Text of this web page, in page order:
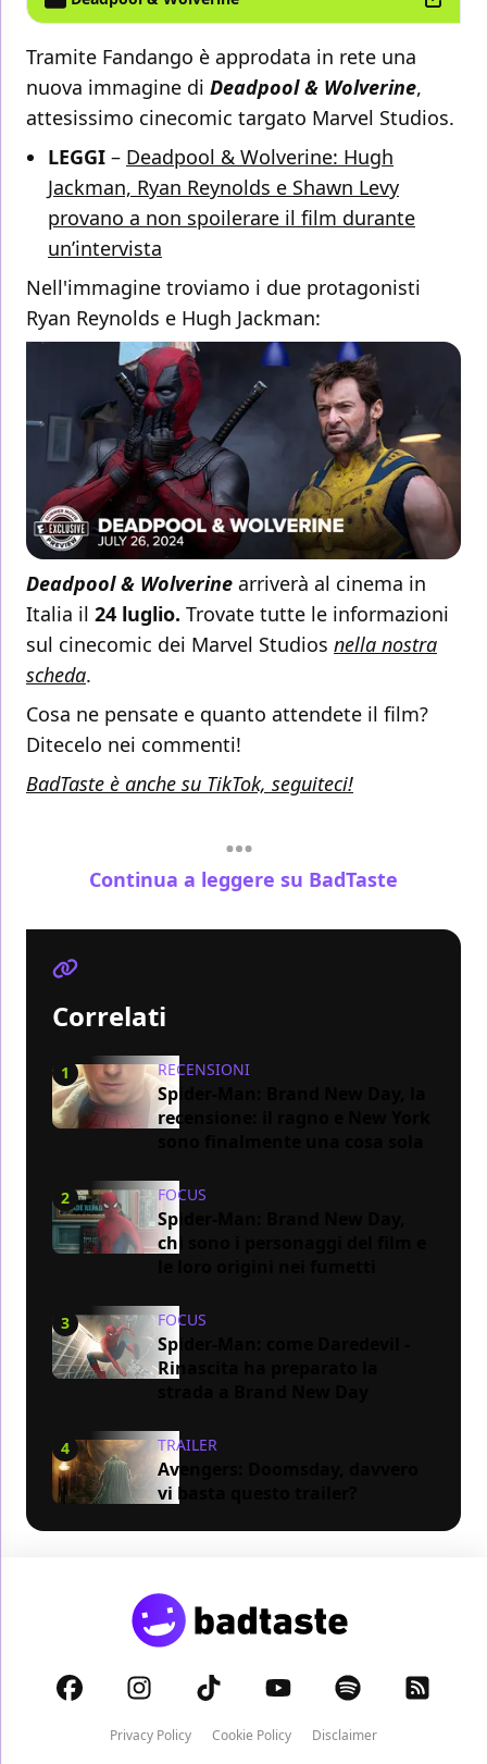
Tramite Fandango è approdata in rete una
nuova immagine di Deadpool & Wolverine,
attesissimo cinecomic targato Marvel Studios.
LEGGI – Deadpool & Wolverine: Hugh
Jackman, Ryan Reynolds e Shawn Levy
provano a non spoilerare il film durante
un’intervista
Nell'immagine troviamo i due protagonisti
Ryan Reynolds e Hugh Jackman:
Deadpool & Wolverine arriverà al cinema in
Italia il 24 luglio. Trovate tutte le informazioni
sul cinecomic dei Marvel Studios nella nostra
scheda.
Cosa ne pensate e quanto attendete il film?
Ditecelo nei commenti!
BadTaste è anche su TikTok, seguiteci!
Continua a leggere su BadTaste
Correlati
1 RECENSIONI
Spider-Man: Brand New Day, la
recensione: il ragno e New York
2 FOCUS
Spider-Man: Brand New Day,
chi sono i personaggi del film e
3 FOCUS
Spider-Man: come Daredevil -
Rinascita ha preparato la
4 TRAILER
Avengers: Doomsday, davvero
vi basta questo trailer?
Privacy Policy Cookie Policy
Disclaimer